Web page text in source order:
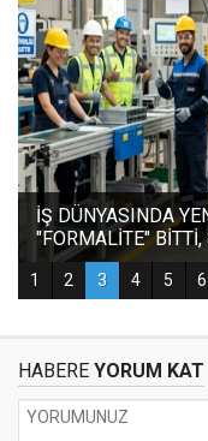
HABERE YORUM KAT